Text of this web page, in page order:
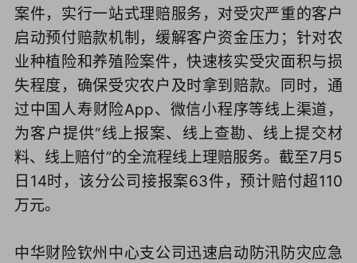
案件，实行一站式理赔服务，对受灾严重的客户
启动预付赔款机制，缓解客户资金压力；针对农
业种植险和养殖险案件，快速核实受灾面积与损
失程度，确保受灾农户及时拿到赔款。同时，通
过中国人寿财险App、微信小程序等线上渠道，
为客户提供“线上报案、线上查勘、线上提交材
料、线上赔付”的全流程线上理赔服务。截至7月5
日14时，该分公司接报案63件，预计赔付超110
万元。
中华财险钦州中心支公司迅速启动防汛防灾应急